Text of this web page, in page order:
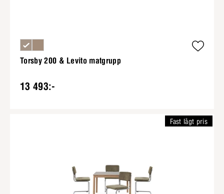
Torsby 200 & Levito matgrupp
13 493:-
Fast lågt pris